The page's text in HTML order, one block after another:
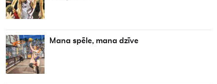
Mana spēle, mana dzīve